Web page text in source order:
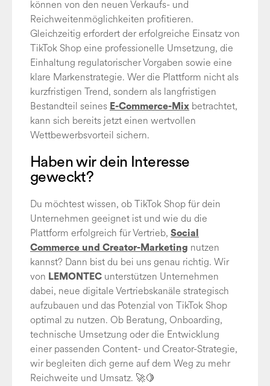
können von den neuen Verkaufs- und
Reichweitenmöglichkeiten profitieren.
Gleichzeitig erfordert der erfolgreiche Einsatz von
TikTok Shop eine professionelle Umsetzung, die
Einhaltung regulatorischer Vorgaben sowie eine
klare Markenstrategie. Wer die Plattform nicht als
kurzfristigen Trend, sondern als langfristigen
Bestandteil seines E-Commerce-Mix betrachtet,
kann sich bereits jetzt einen wertvollen
Wettbewerbsvorteil sichern.
Haben wir dein Interesse
geweckt?
Du möchtest wissen, ob TikTok Shop für dein
Unternehmen geeignet ist und wie du die
Plattform erfolgreich für Vertrieb, Social
Commerce und Creator-Marketing nutzen
kannst? Dann bist du bei uns genau richtig. Wir
von LEMONTEC unterstützen Unternehmen
dabei, neue digitale Vertriebskanäle strategisch
aufzubauen und das Potenzial von TikTok Shop
optimal zu nutzen. Ob Beratung, Onboarding,
technische Umsetzung oder die Entwicklung
einer passenden Content- und Creator-Strategie,
wir begleiten dich gerne auf dem Weg zu mehr
Reichweite und Umsatz. 🚀🍋